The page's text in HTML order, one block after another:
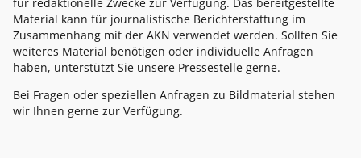
Material kann für journalistische Berichterstattung im
Zusammenhang mit der AKN verwendet werden. Sollten Sie
weiteres Material benötigen oder individuelle Anfragen
haben, unterstützt Sie unsere Pressestelle gerne.
Bei Fragen oder speziellen Anfragen zu Bildmaterial stehen
wir Ihnen gerne zur Verfügung.